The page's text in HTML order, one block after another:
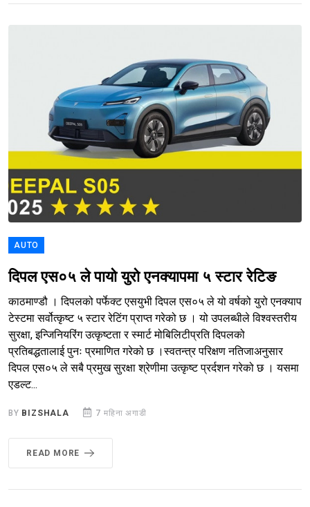
AUTO
दिपल एस०५ ले पायो युरो एनक्यापमा ५ स्टार रेटिङ
काठमाण्डौ । दिपलको पर्फेक्ट एसयुभी दिपल एस०५ ले यो वर्षको युरो एनक्याप
टेस्टमा सर्वोत्कृष्ट ५ स्टार रेटिंग प्राप्त गरेको छ । यो उपलब्धीले विश्वस्तरीय
सुरक्षा, इन्जिनियरिंग उत्कृष्टता र स्मार्ट मोबिलिटीप्रति दिपलको
प्रतिबद्धतालाई पुनः प्रमाणित गरेको छ ।स्वतन्त्र परिक्षण नतिजाअनुसार
दिपल एस०५ ले सबै प्रमुख सुरक्षा श्रेणीमा उत्कृष्ट प्रर्दशन गरेको छ । यसमा
एडल्ट...
BY BIZSHALA 7 महिना अगाडी
READ MORE